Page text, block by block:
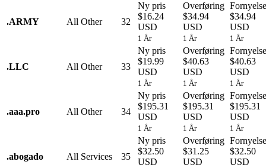
.ARMY All Other 32
Ny pris
$16.24
USD
1 År
Overføring
$34.94
USD
1 År
Fornyelse
$34.94
USD
1 År
.LLC All Other 33
Ny pris
$19.99
USD
1 År
Overføring
$40.63
USD
1 År
Fornyelse
$40.63
USD
1 År
.aaa.pro All Other 34
Ny pris
$195.31
USD
1 År
Overføring
$195.31
USD
1 År
Fornyelse
$195.31
USD
1 År
.abogado All Services 35
Ny pris
$32.50
USD
Overføring
$31.25
USD
Fornyelse
$32.50
USD